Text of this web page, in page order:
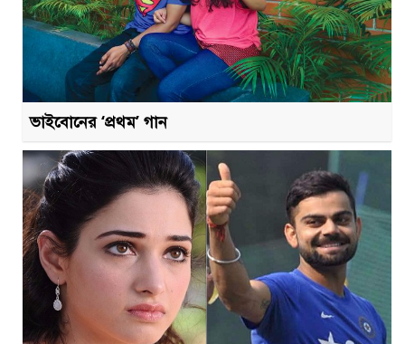
ভাইবোনের ‘প্রথম’ গান